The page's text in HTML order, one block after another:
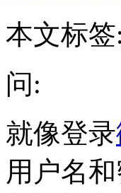
本文标签:
问:
就像登录
用户名